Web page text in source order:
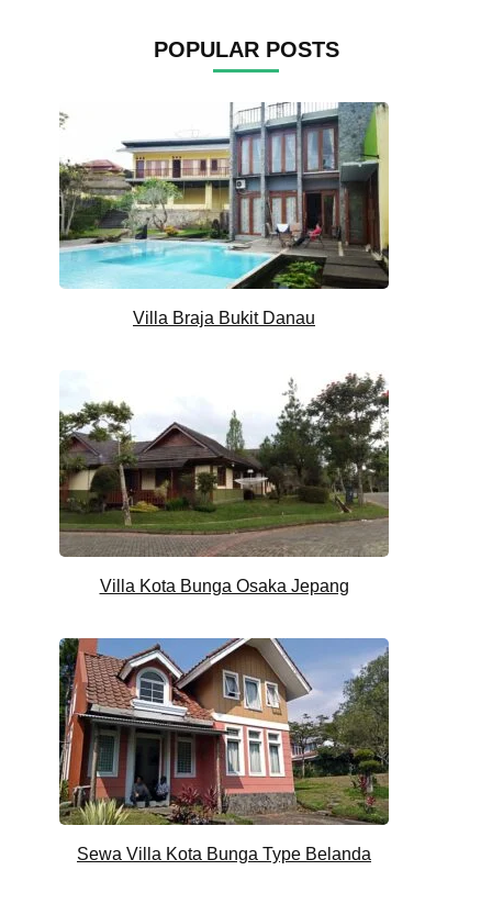
POPULAR POSTS
Villa Braja Bukit Danau
Villa Kota Bunga Osaka Jepang
Sewa Villa Kota Bunga Type Belanda